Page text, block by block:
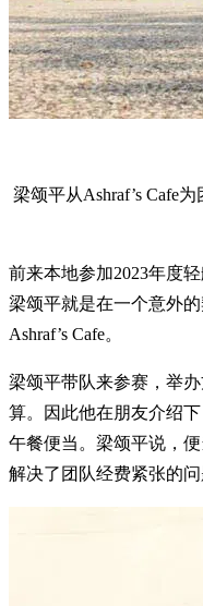
梁颂平从Ashraf’s Cafe
前来本地参加2023年度
梁颂平就是在一个意外
Ashraf’s Cafe。
梁颂平带队来参赛，举
算。因此他在朋友介绍下
午餐便当。梁颂平说，
解决了团队经费紧张的问